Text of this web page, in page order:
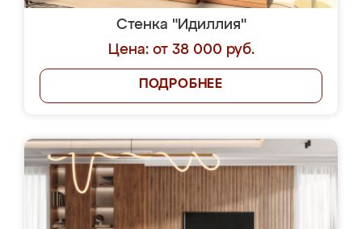
Стенка "Идиллия"
Цена: от 38 000 руб.
ПОДРОБНЕЕ